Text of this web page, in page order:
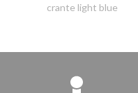
crante light blue